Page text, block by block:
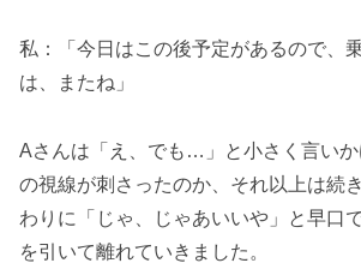
私：「今日はこの後予定があるので、
は、またね」
Aさんは「え、でも…」と小さく言いか
の視線が刺さったのか、それ以上は続
わりに「じゃ、じゃあいいや」と早口
を引いて離れていきました。